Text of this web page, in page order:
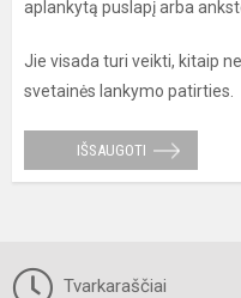
aplankytą puslapį arba
Jie visada turi veikti, kitaip
svetainės lankymo patirties.
IŠSAUGOTI
Tvarkaraščiai